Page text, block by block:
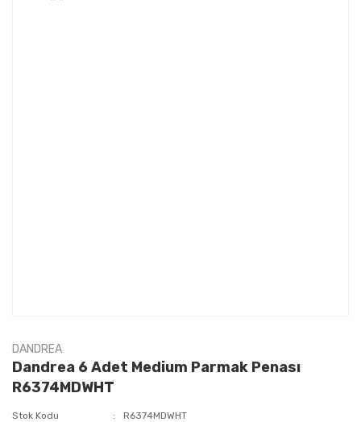
DANDREA
Dandrea 6 Adet Medium Parmak Penası
R6374MDWHT
Stok Kodu
R6374MDWHT